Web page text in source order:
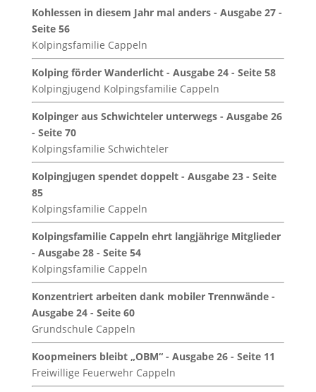
Kohlessen in diesem Jahr mal anders - Ausgabe 27 -
Seite 56
Kolpingsfamilie Cappeln
Kolping förder Wanderlicht - Ausgabe 24 - Seite 58
Kolpingjugend Kolpingsfamilie Cappeln
Kolpinger aus Schwichteler unterwegs - Ausgabe 26
- Seite 70
Kolpingsfamilie Schwichteler
Kolpingjugen spendet doppelt - Ausgabe 23 - Seite
85
Kolpingsfamilie Cappeln
Kolpingsfamilie Cappeln ehrt langjährige Mitglieder
- Ausgabe 28 - Seite 54
Kolpingsfamilie Cappeln
Konzentriert arbeiten dank mobiler Trennwände -
Ausgabe 24 - Seite 60
Grundschule Cappeln
Koopmeiners bleibt „OBM“ - Ausgabe 26 - Seite 11
Freiwillige Feuerwehr Cappeln